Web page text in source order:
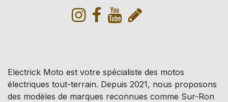
Electrick Moto est votre spécialiste des motos
électriques tout-terrain. Depuis 2021, nous proposons
des modèles de marques reconnues comme Sur-Ron